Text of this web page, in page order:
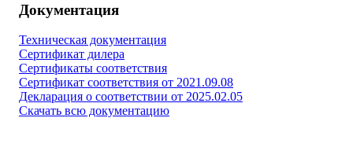
Документация
Техническая документация
Сертификат дилера
Сертификаты соответствия
Сертификат соответствия от 2021.09.08
Декларация о соответствии от 2025.02.05
Скачать всю документацию